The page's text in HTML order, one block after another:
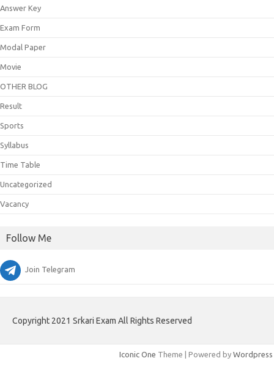
Answer Key
Exam Form
Modal Paper
Movie
OTHER BLOG
Result
Sports
Syllabus
Time Table
Uncategorized
Vacancy
Follow Me
Join Telegram
Copyright 2021 Srkari Exam All Rights Reserved
Iconic One Theme | Powered by Wordpress